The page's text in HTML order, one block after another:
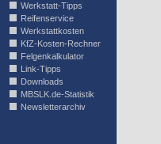
Werkstatt-Tipps
Reifenservice
Werkstattkosten
KfZ-Kosten-Rechner
Felgenkalkulator
Link-Tipps
Downloads
MBSLK.de-Statistik
Newsletterarchiv